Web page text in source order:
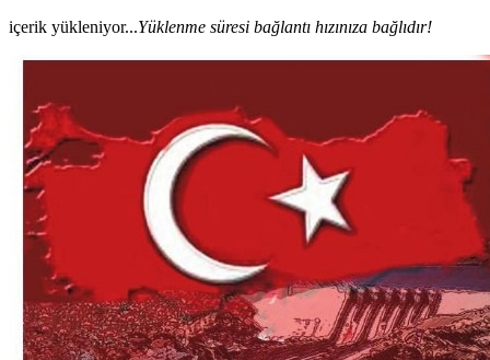
içerik yükleniyor...Yüklenme süresi bağlantı hızınıza bağlıdır!